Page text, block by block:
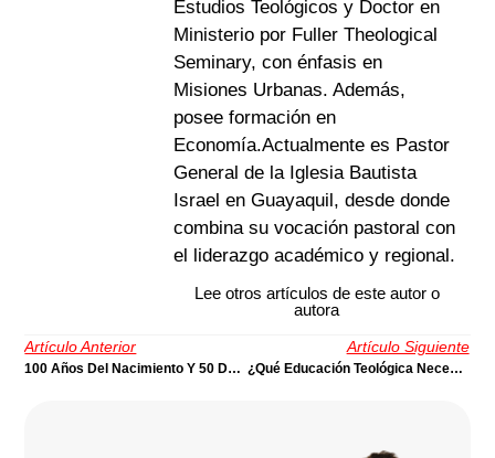
Estudios Teológicos y Doctor en
Ministerio por Fuller Theological
Seminary, con énfasis en
Misiones Urbanas. Además,
posee formación en
Economía.Actualmente es Pastor
General de la Iglesia Bautista
Israel en Guayaquil, desde donde
combina su vocación pastoral con
el liderazgo académico y regional.
Lee otros artículos de este autor o
autora
Artículo Anterior
100 Años Del Nacimiento Y 50 De La Muerte De Violeta Parra | Por Víctor Rey
Artículo Siguiente
¿Qué Educación Teológica Necesitamos Hoy Los Bautistas Del Ecuador? | Por Ronald Rivadeneira